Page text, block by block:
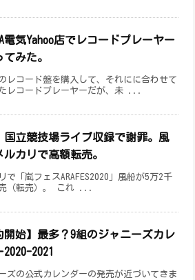
電気Yahoo店でレコードプレーヤー
みた。
レコード盤を購入して、それにに合わせて
レコードプレーヤーだが、未 ...
国立競技場ライブ収録で謝罪。風
ルカリで高額転売。
で「嵐フェスARAFES2020」風船が5万2千
（転売）。 これ ...
開始】最多？9組のジャニーズカレ
2020-2021
ズの公式カレンダーの発売が近づいてきま